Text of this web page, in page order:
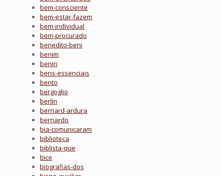
bem-consciente
bem-estar-fazem
bem-individual
bem-procurado
benedito-beni
benim
benin
bens-essenciais
bento
bergoglio
berlin
bernard-ardura
bernardo
bia-comunicaram
biblioteca
biblista-que
bice
biografias-dos